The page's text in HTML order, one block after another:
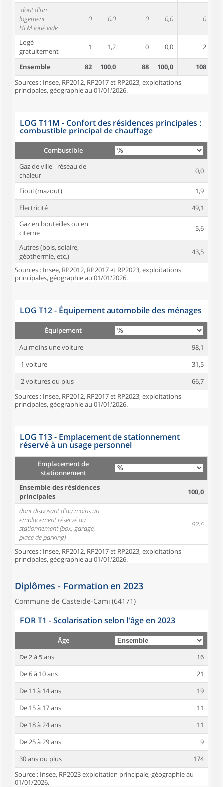
dont d'un
logement
HLM loué vide
0 0,0 0 0,0 0
Logé
gratuitement
1 1,2 0 0,0 2
Ensemble 82 100,0 88 100,0 108
Sources : Insee, RP2012, RP2017 et RP2023, exploitations
principales, géographie au 01/01/2026.
LOG T11M - Confort des résidences principales :
combustible principal de chauffage
Combustible
Gaz de ville - réseau de
chaleur
0,0
Fioul (mazout)
1,9
Electricité
49,1
Gaz en bouteilles ou en
citerne
5,6
Autres (bois, solaire,
géothermie, etc.)
43,5
Sources : Insee, RP2012, RP2017 et RP2023, exploitations
principales, géographie au 01/01/2026.
LOG T12 - Équipement automobile des ménages
Équipement
Au moins une voiture
98,1
1 voiture
31,5
2 voitures ou plus
66,7
Sources : Insee, RP2012, RP2017 et RP2023, exploitations
principales, géographie au 01/01/2026.
LOG T13 - Emplacement de stationnement
réservé à un usage personnel
Emplacement de
stationnement
Ensemble des résidences
principales
100,0
dont disposant d'au moins un
emplacement réservé au
stationnement (box, garage,
place de parking)
92,6
Sources : Insee, RP2012, RP2017 et RP2023, exploitations
principales, géographie au 01/01/2026.
Diplômes - Formation en 2023
Commune de Casteide-Cami (64171)
FOR T1 - Scolarisation selon l'âge en 2023
Âge
De 2 à 5 ans
16
De 6 à 10 ans
21
De 11 à 14 ans
19
De 15 à 17 ans
11
De 18 à 24 ans
11
De 25 à 29 ans
9
30 ans ou plus
174
Source : Insee, RP2023 exploitation principale, géographie au
01/01/2026.